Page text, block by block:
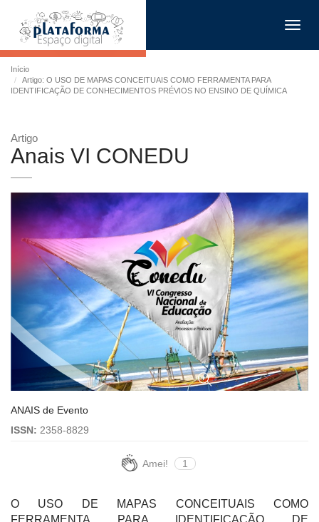
Início
Artigo: O USO DE MAPAS CONCEITUAIS COMO FERRAMENTA PARA
IDENTIFICAÇÃO DE CONHECIMENTOS PRÉVIOS NO ENSINO DE QUÍMICA
Artigo
Anais VI CONEDU
ANAIS de Evento
ISSN: 2358-8829
Amei! 1
O USO DE MAPAS CONCEITUAIS COMO